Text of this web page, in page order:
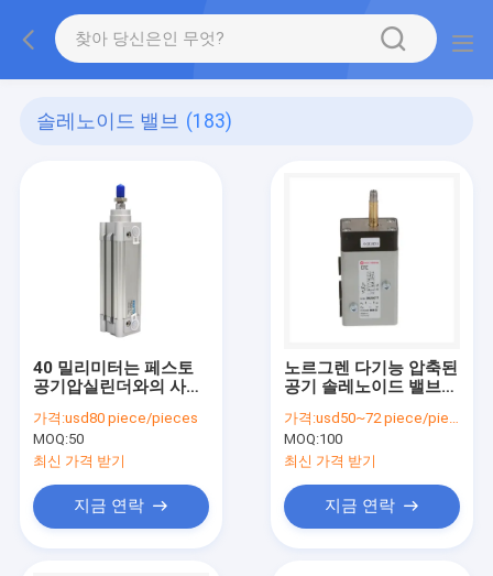
솔레노이드 밸브 (183)
40 밀리미터는 페스토
공기압실린더와의 사이
DSBC 시리즈 이중 작동
을 낳았습니다
가격:usd80 piece/pieces
MOQ:50
최신 가격 받기
지금 연락
노르그렌 다기능 압축된
공기 솔레노이드 밸브
가격:usd50~72 piece/pieces
MOQ:100
최신 가격 받기
지금 연락